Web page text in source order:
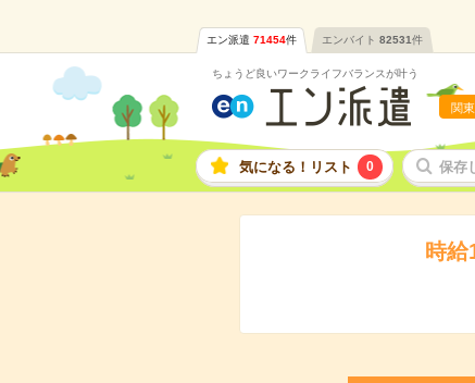
エン派遣 71454件 エンバイト 82531件
ちょうど良いワークライフバランスが叶う
関
気になる！リスト 0 保存
時